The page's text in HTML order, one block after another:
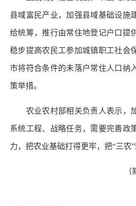
县域富民产业，加强县域基础设施
给统筹，推行由常住地登记户口提
稳步提高农民工参加城镇职工社会
市将符合条件的未落户常住人口纳
策举措。
农业农村部相关负责人表示，
系统工程、战略任务，需要完善政
力，把农业基础打得更牢，把“三农”
（新